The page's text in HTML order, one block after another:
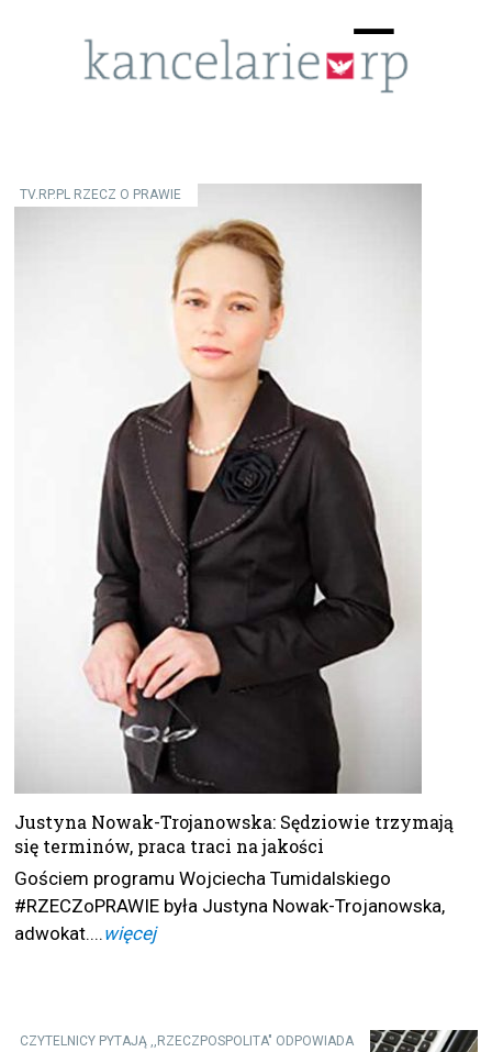
☰
TV.RP.PL RZECZ O PRAWIE
Justyna Nowak-Trojanowska: Sędziowie trzymają
się terminów, praca traci na jakości
Gościem programu Wojciecha Tumidalskiego
#RZECZoPRAWIE była Justyna Nowak-Trojanowska,
adwokat. ...więcej
CZYTELNICY PYTAJĄ ,,RZECZPOSPOLITA" ODPOWIADA